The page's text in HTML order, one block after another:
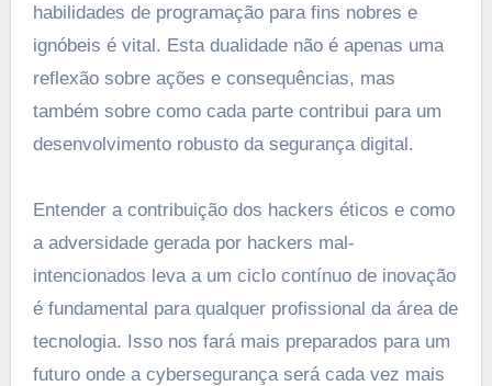
habilidades de programação para fins nobres e
ignóbeis é vital. Esta dualidade não é apenas uma
reflexão sobre ações e consequências, mas
também sobre como cada parte contribui para um
desenvolvimento robusto da segurança digital.
Entender a contribuição dos hackers éticos e como
a adversidade gerada por hackers mal-
intencionados leva a um ciclo contínuo de inovação
é fundamental para qualquer profissional da área de
tecnologia. Isso nos fará mais preparados para um
futuro onde a cybersegurança será cada vez mais